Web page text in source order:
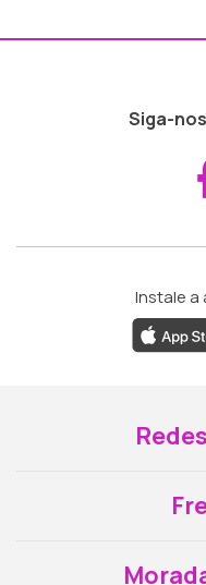
Siga-
Instale a